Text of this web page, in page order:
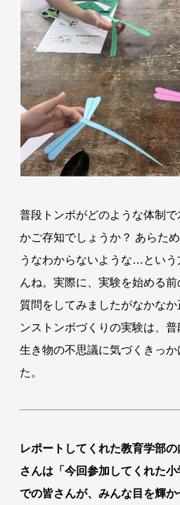
普段トンボがどのような体制
かご存知でしょうか？ あらた
うなわからないような…とい
んね。実際に、実験を始める
質問をしてみましたがなかな
ンストンボづくりの実験は、
生き物の不思議に気づくきっ
た。
レポートしてくれた教育学部
さんは「今回参加してくれた
での皆さんが、みんな目を輝